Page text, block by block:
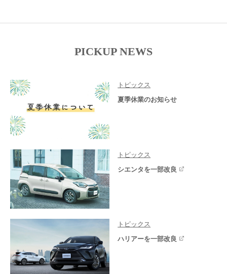
PICKUP NEWS
トピックス
夏季休業のお知らせ
トピックス
シエンタを一部改良
トピックス
ハリアーを一部改良